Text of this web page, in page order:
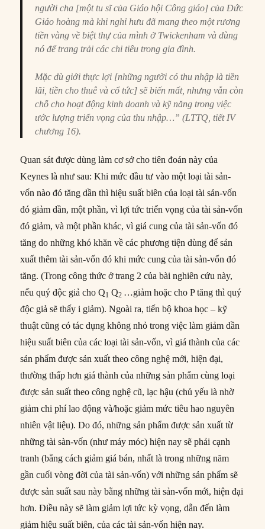
người cha [một tu sĩ của Giáo hội Công giáo] của Đức
Giáo hoàng mà khi nghỉ hưu đã mang theo một rương
tiền vàng về biệt thự của mình ở Twickenham và dùng
nó để trang trải các chi tiêu trong gia đình.
Mặc dù giới thực lợi [những người có thu nhập là tiền
lãi, tiền cho thuê và cổ tức] sẽ biến mất, nhưng vẫn còn
chỗ cho hoạt động kinh doanh và kỹ năng trong việc
ước lượng triển vọng của thu nhập…” (LTTQ, tiết IV
chương 16).
Quan sát được dùng làm cơ sở cho tiên đoán này của
Keynes là như sau: Khi mức đầu tư vào một loại tài sản-
vốn nào đó tăng dần thì hiệu suất biên của loại tài sản-vốn
đó giảm dần, một phần, vì lợi tức triển vọng của tài sản-vốn
đó giảm, và một phần khác, vì giá cung của tài sản-vốn đó
tăng do những khó khăn về các phương tiện dùng để sản
xuất thêm tài sản-vốn đó khi mức cung của tài sản-vốn đó
tăng. (Trong công thức ở trang 2 của bài nghiên cứu này,
nếu quý độc giả cho Q1 Q2 …giảm hoặc cho P tăng thì quý
độc giả sẽ thấy i giảm). Ngoài ra, tiến bộ khoa học – kỹ
thuật cũng có tác dụng không nhỏ trong việc làm giảm dần
hiệu suất biên của các loại tài sản-vốn, vì giá thành của các
sản phẩm được sản xuất theo công nghệ mới, hiện đại,
thường thấp hơn giá thành của những sản phẩm cùng loại
được sản suất theo công nghệ cũ, lạc hậu (chủ yếu là nhờ
giảm chi phí lao động và/hoặc giảm mức tiêu hao nguyên
nhiên vật liệu). Do đó, những sản phẩm được sản xuất từ
những tài sàn-vốn (như máy móc) hiện nay sẽ phải cạnh
tranh (bằng cách giảm giá bán, nhất là trong những năm
gần cuối vòng đời của tài sản-vốn) với những sản phẩm sẽ
được sản suất sau này bằng những tài sản-vốn mới, hiện đại
hơn. Điều này sẽ làm giảm lợi tức kỳ vọng, dẫn đến làm
giảm hiệu suất biên, của các tài sản-vốn hiện nay.